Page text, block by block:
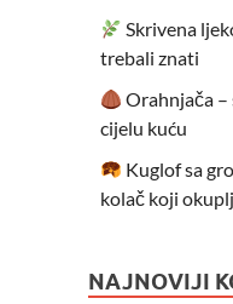
Skrivena
trebali znati
Orahnjača
cijelu kuću
Kuglof sa
kolač koji
NAJNOVIJI